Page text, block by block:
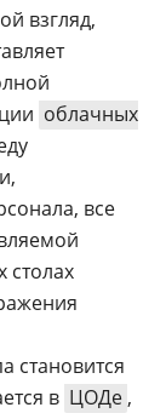
взгляд,
облачных
все
столах
становится
в ЦОДе ,